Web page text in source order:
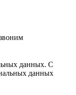
данных. С
данных